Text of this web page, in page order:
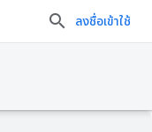
ลงชื่อเข้าใช้